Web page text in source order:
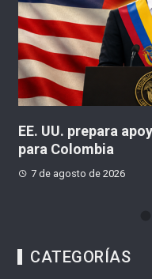
De la
7 de agosto
CATEGORÍAS